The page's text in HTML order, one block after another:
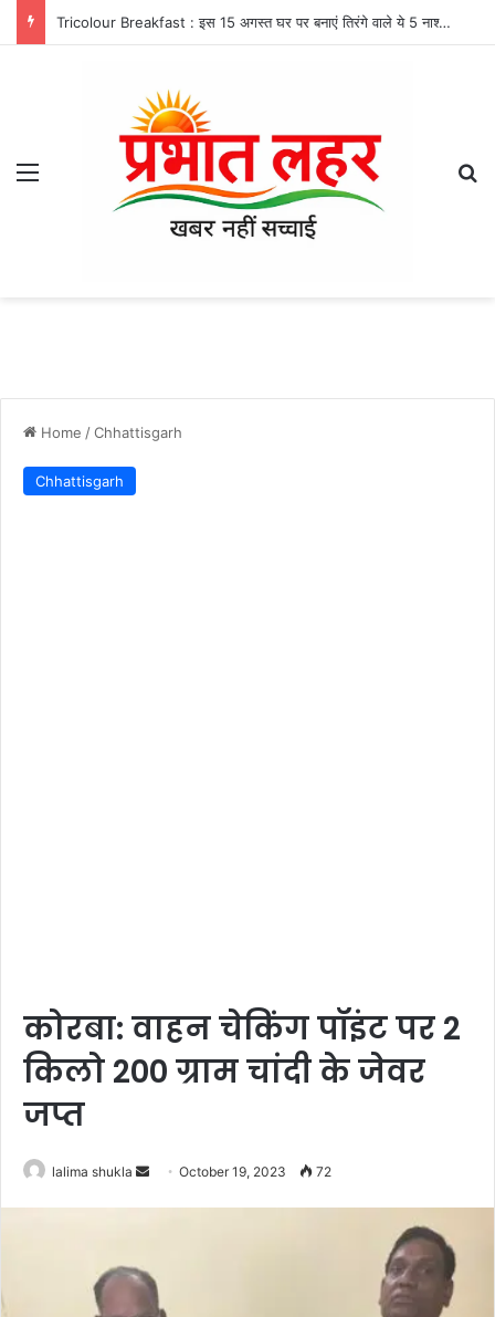
Tricolour Breakfast : इस 15 अगस्त घर पर बनाएं तिरंगे वाले ये 5 नाश्ते, जानिए आसान रेसिपी
Menu
Home /Chhattisgarh
Chhattisgarh
कोरबा: वाहन चेकिंग पॉइंट पर 2
किलो 200 ग्राम चांदी के जेवर
जप्त
lalima shukla
SendOctober 19, 2023 72